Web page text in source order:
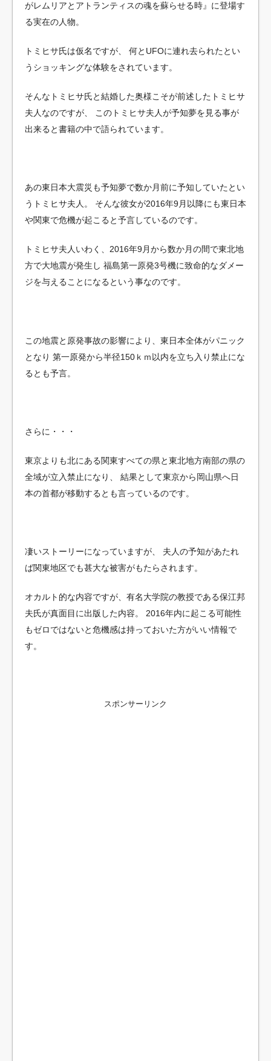
がレムリアとアトランティスの魂を蘇らせる時』に登場す
る実在の人物。
トミヒサ氏は仮名ですが、
何とUFOに連れ去られたとい
うショッキングな体験をされています。
そんなトミヒサ氏と結婚した奥様こそが前述したトミヒサ
夫人なのですが、
このトミヒサ夫人が予知夢を見る事が
出来ると書籍の中で語られています。
あの東日本大震災も予知夢で数か月前に予知していたとい
うトミヒサ夫人。
そんな彼女が2016年9月以降にも東日本
や関東で危機が起こると予言しているのです。
トミヒサ夫人いわく、2016年9月から数か月の間で東北地
方で大地震が発生し 福島第一原発3号機に致命的なダメー
ジを与えることになるという事なのです。
この地震と原発事故の影響により、東日本全体がパニック
となり 第一原発から半径150ｋｍ以内を立ち入り禁止にな
るとも予言。
さらに・・・
東京よりも北にある関東すべての県と東北地方南部の県の
全域が立入禁止になり、
結果として東京から岡山県へ日
本の首都が移動するとも言っているのです。
凄いストーリーになっていますが、
夫人の予知があたれ
ば関東地区でも甚大な被害がもたらされます。
オカルト的な内容ですが、有名大学院の教授である保江邦
夫氏が真面目に出版した内容。
2016年内に起こる可能性
もゼロではないと危機感は持っておいた方がいい情報で
す。
スポンサーリンク